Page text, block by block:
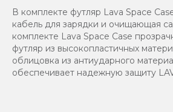
В комплекте футляр Lava Space
кабель для зарядки и очищающая
комплекте Lava Space Case
футляр из высокопластичных
облицовка из антиударного
обеспечивает надежную защиту